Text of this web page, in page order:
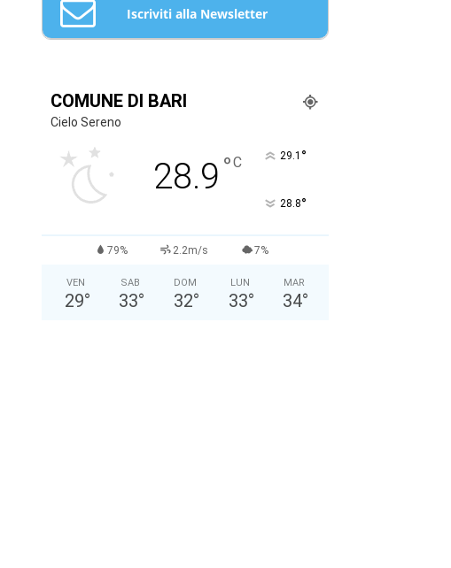
Iscriviti alla Newsletter
Cognome: *
Maschio
Femmina
Anno di Nascita: *
COMUNE DI BARI
Cielo Sereno
28.9 °C 29.1 °
28.8°
79% 2.2m/s 7%
VEN
29°
SAB
33°
DOM
32°
LUN
33°
MAR
34°